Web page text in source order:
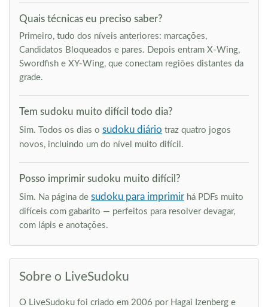
Quais técnicas eu preciso saber?
Primeiro, tudo dos níveis anteriores: marcações,
Candidatos Bloqueados e pares. Depois entram X-Wing,
Swordfish e XY-Wing, que conectam regiões distantes da
grade.
Tem sudoku muito difícil todo dia?
Sim. Todos os dias o sudoku diário traz quatro jogos
novos, incluindo um do nível muito difícil.
Posso imprimir sudoku muito difícil?
Sim. Na página de sudoku para imprimir há PDFs muito
difíceis com gabarito — perfeitos para resolver devagar,
com lápis e anotações.
Sobre o LiveSudoku
O LiveSudoku foi criado em 2006 por Hagai Izenberg e